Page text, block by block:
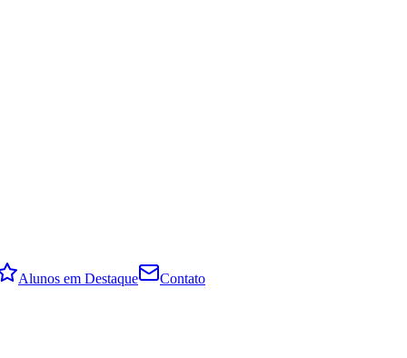
Alunos em Destaque Contato